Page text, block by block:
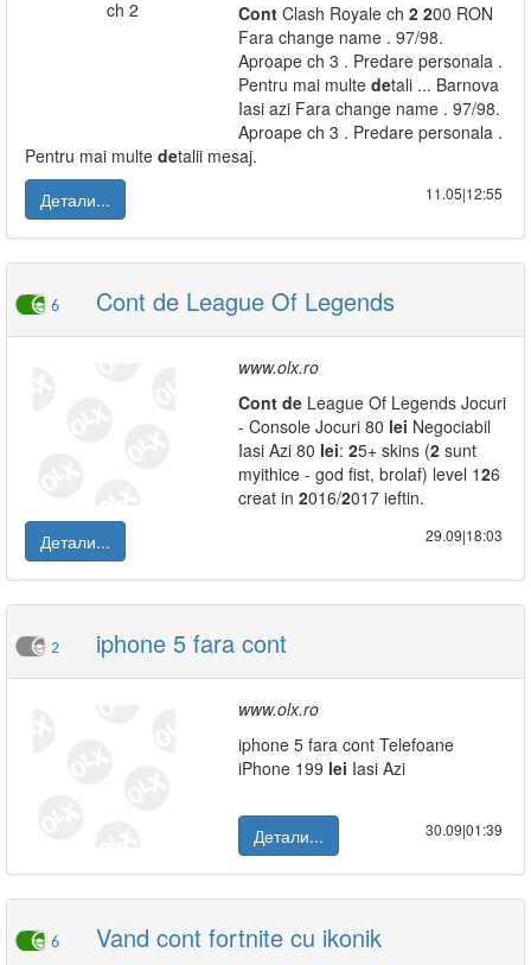
Cont Clash Royale ch 2 200 RON
Fara change name . 97/98.
Aproape ch 3 . Predare personala .
Pentru mai multe detali ... Barnova
Iasi azi Fara change name . 97/98.
Aproape ch 3 . Predare personala .
Pentru mai multe detalii mesaj.
Детали...
11.05|12:55
6 Cont de League Of Legends
www.olx.ro
Cont de League Of Legends Jocuri
- Console Jocuri 80 lei Negociabil
Iasi Azi 80 lei: 25+ skins (2 sunt
myithice - god fist, brolaf) level 126
creat in 2016/2017 ieftin.
Детали...
29.09|18:03
2 iphone 5 fara cont
www.olx.ro
iphone 5 fara cont Telefoane
iPhone 199 lei Iasi Azi
Детали... 30.09|01:39
6 Vand cont fortnite cu ikonik